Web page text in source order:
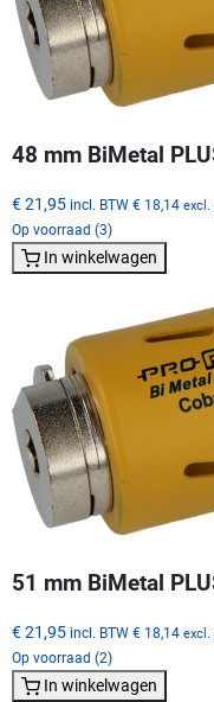
48 mm BiMetal
€ 21,95 incl. BTW € 18,14 excl.
Op voorraad (3)
In winkelwagen
51 mm BiMetal
€ 21,95 incl. BTW € 18,14 excl.
Op voorraad (2)
In winkelwagen